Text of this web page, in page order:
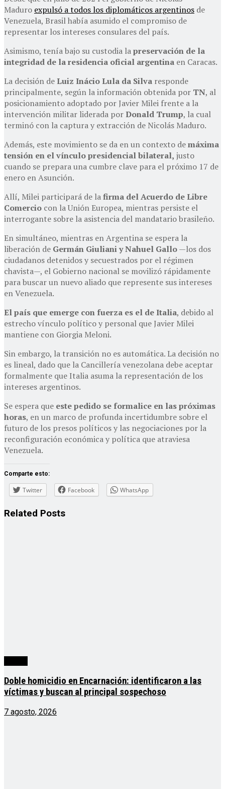
Maduro expulsó a todos los diplomáticos argentinos de
Venezuela, Brasil había asumido el compromiso de
representar los intereses consulares del país.
Asimismo, tenía bajo su custodia lapreservación de la
integridad de la residencia oficial argentina en Caracas.
La decisión deLuiz Inácio Lula da Silva responde
principalmente, según la información obtenida por TN, al
posicionamiento adoptado por Javier Milei frente a la
intervención militar liderada porDonald Trump, la cual
terminó con la captura y extracción de Nicolás Maduro.
Además, este movimiento se da en un contexto demáxima
tensión en el vínculo presidencial bilateral, justo
cuando se prepara una cumbre clave para el próximo 17 de
enero en Asunción.
Allí, Milei participará de lafirma del Acuerdo de Libre
Comercio con la Unión Europea, mientras persiste el
interrogante sobre la asistencia del mandatario brasileño.
En simultáneo, mientras en Argentina se espera la
liberación de Germán Giuliani y Nahuel Gallo—los dos
ciudadanos detenidos y secuestrados por el régimen
chavista—, el Gobierno nacional se movilizó rápidamente
para buscar un nuevo aliado que represente sus intereses
en Venezuela.
El país que emerge con fuerza es el de Italia, debido al
estrecho vínculo político y personal que Javier Milei
mantiene con Giorgia Meloni.
Sin embargo, la transición no es automática. La decisión no
es lineal, dado que la Cancillería venezolana debe aceptar
formalmente que Italia asuma la representación de los
intereses argentinos.
Se espera que este pedido se formalice en las próximas
horas, en un marco de profunda incertidumbre sobre el
futuro de los presos políticos y las negociaciones por la
reconfiguración económica y política que atraviesa
Venezuela.
Comparte esto:
Twitter Facebook WhatsApp
Related Posts
Doble homicidio en Encarnación: identificaron a las
víctimas y buscan al principal sospechoso
7 agosto, 2026